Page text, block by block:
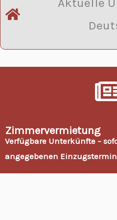
Zimmervermietung
Verfügbare Unterkünfte –
angegebenen Einzugstermin